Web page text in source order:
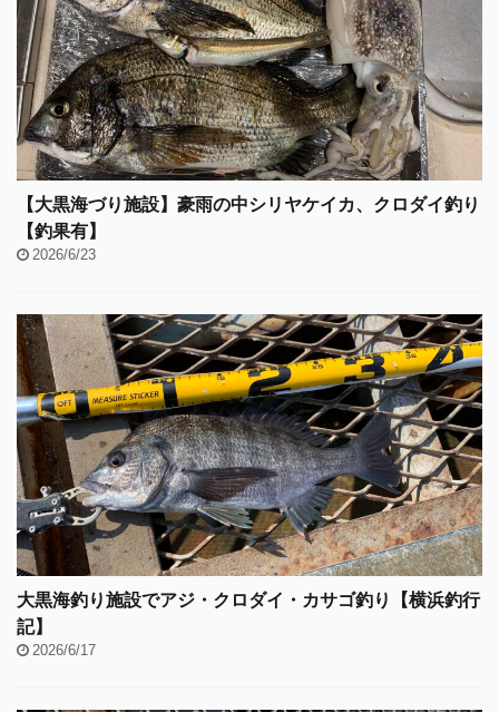
【大黒海づり施設】豪雨の中シリヤケイカ、クロダイ釣り
【釣果有】
2026/6/23
大黒海釣り施設でアジ・クロダイ・カサゴ釣り【横浜釣行
記】
2026/6/17